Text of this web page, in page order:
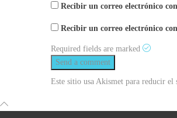
Recibir un correo electrónico
Recibir un correo electrónico
Required fields are marked
Este sitio usa Akismet para reducir el